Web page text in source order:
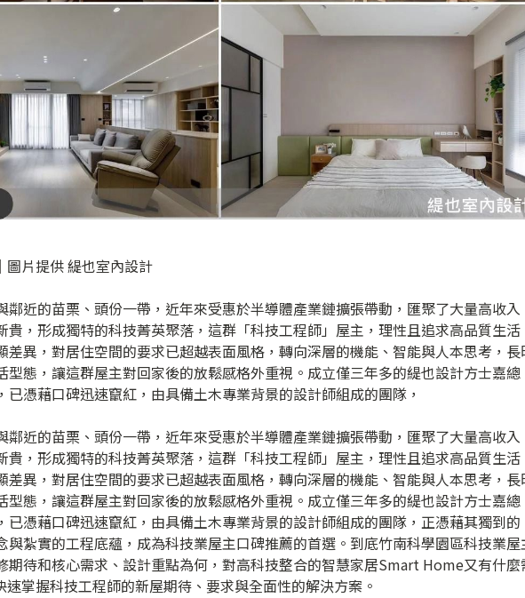
圖片提供 緹也室內設計
鄰近的苗栗、頭份一帶，近年來受惠於半導體產業鏈擴張帶動，匯聚了大量高收入
貴，形成獨特的科技菁英聚落，這群「科技工程師」屋主，理性且追求高品質生活
差異，對居住空間的要求已超越表面風格，轉向深層的機能、智能與人本思考，長
型態，讓這群屋主對回家後的放鬆感格外重視。成立僅三年多的緹也設計方士嘉總
已憑藉口碑迅速竄紅，由具備土木專業背景的設計師組成的團隊，
鄰近的苗栗、頭份一帶，近年來受惠於半導體產業鏈擴張帶動，匯聚了大量高收入
貴，形成獨特的科技菁英聚落，這群「科技工程師」屋主，理性且追求高品質生活
差異，對居住空間的要求已超越表面風格，轉向深層的機能、智能與人本思考，長
型態，讓這群屋主對回家後的放鬆感格外重視。成立僅三年多的緹也設計方士嘉總
已憑藉口碑迅速竄紅，由具備土木專業背景的設計師組成的團隊，正憑藉其獨到的
與紮實的工程底蘊，成為科技業屋主口碑推薦的首選。到底竹南科學園區科技業屋
期待和核心需求、設計重點為何，對高科技整合的智慧家居Smart Home又有什麼
速掌握科技工程師的新屋期待、要求與全面性的解決方案。